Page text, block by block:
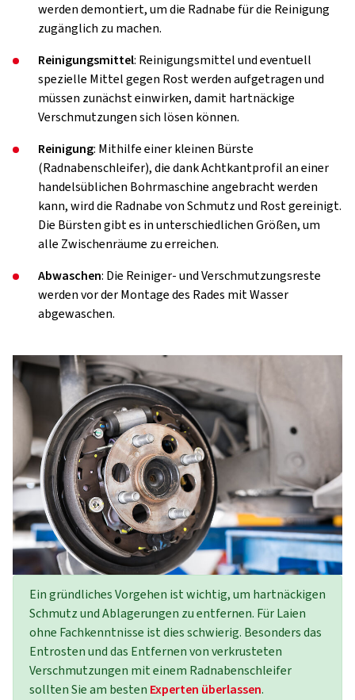
werden demontiert, um die Radnabe für die Reinigung
zugänglich zu machen.
Reinigungsmittel: Reinigungsmittel und eventuell
spezielle Mittel gegen Rost werden aufgetragen und
müssen zunächst einwirken, damit hartnäckige
Verschmutzungen sich lösen können.
Reinigung: Mithilfe einer kleinen Bürste
(Radnabenschleifer), die dank Achtkantprofil an einer
handelsüblichen Bohrmaschine angebracht werden
kann, wird die Radnabe von Schmutz und Rost gereinigt.
Die Bürsten gibt es in unterschiedlichen Größen, um
alle Zwischenräume zu erreichen.
Abwaschen: Die Reiniger- und Verschmutzungsreste
werden vor der Montage des Rades mit Wasser
abgewaschen.
Ein gründliches Vorgehen ist wichtig, um hartnäckigen
Schmutz und Ablagerungen zu entfernen. Für Laien
ohne Fachkenntnisse ist dies schwierig. Besonders das
Entrosten und das Entfernen von verkrusteten
Verschmutzungen mit einem Radnabenschleifer
sollten Sie am besten Experten überlassen.